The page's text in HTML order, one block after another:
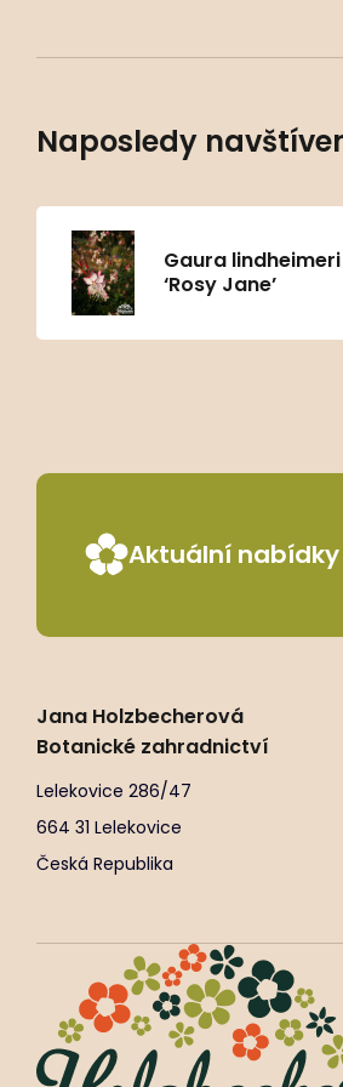
Naposledy
Gaura lindheimeri
‘Rosy Jane’
Aktuální
Jana Holzbecherová
Botanické zahradnictví
Lelekovice 286/47
664 31 Lelekovice
Česká Republika